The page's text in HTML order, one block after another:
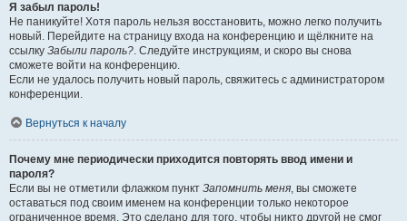
Я забыл пароль!
Не паникуйте! Хотя пароль нельзя восстановить, можно легко получить
новый. Перейдите на страницу входа на конференцию и щёлкните на
ссылку Забыли пароль?. Следуйте инструкциям, и скоро вы снова
сможете войти на конференцию.
Если не удалось получить новый пароль, свяжитесь с администратором
конференции.
Вернуться к началу
Почему мне периодически приходится повторять ввод имени и
пароля?
Если вы не отметили флажком пункт Запомнить меня, вы сможете
оставаться под своим именем на конференции только некоторое
ограниченное время. Это сделано для того, чтобы никто другой не смог